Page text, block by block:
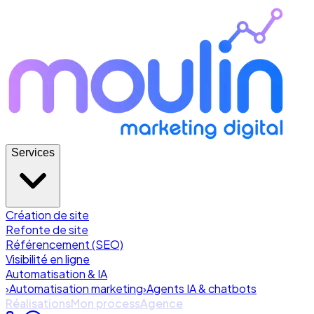
Services
Création de site
Refonte de site
Référencement (SEO)
Visibilité en ligne
Automatisation & IA
›Automatisation marketing›Agents IA & chatbots
RéalisationsMon processAgence